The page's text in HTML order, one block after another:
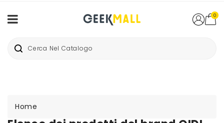
0
Home